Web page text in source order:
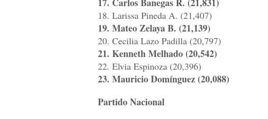
18. Larissa Pineda A. (21,407)
19. Mateo Zelaya B. (21,139)
20. Cecilia Lazo Padilla (20,797)
21. Kenneth Melhado (20,542)
22. Elvia Espinoza (20,396)
23. Mauricio Domínguez (20,088)
Partido Nacional